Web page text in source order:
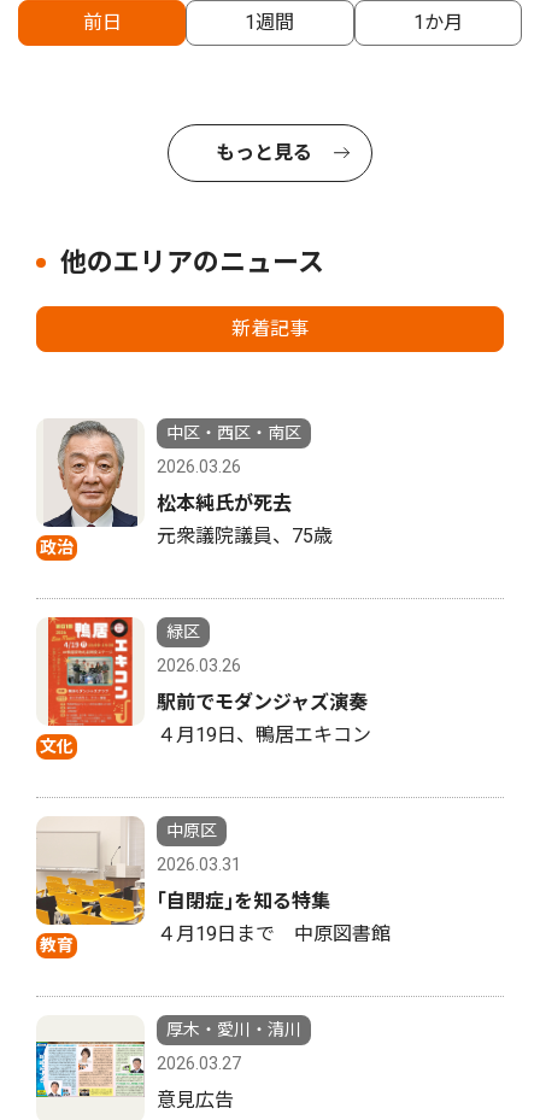
前日 1週間 1か月
もっと見る
他のエリアのニュース
新着記事
政治
中区・西区・南区
2026.03.26
松本純氏が死去
元衆議院議員、75歳
文化
緑区
2026.03.26
駅前でモダンジャズ演奏
４月19日、鴨居エキコン
教育
中原区
2026.03.31
｢自閉症｣を知る特集
４月19日まで 中原図書館
厚木・愛川・清川
2026.03.27
意見広告